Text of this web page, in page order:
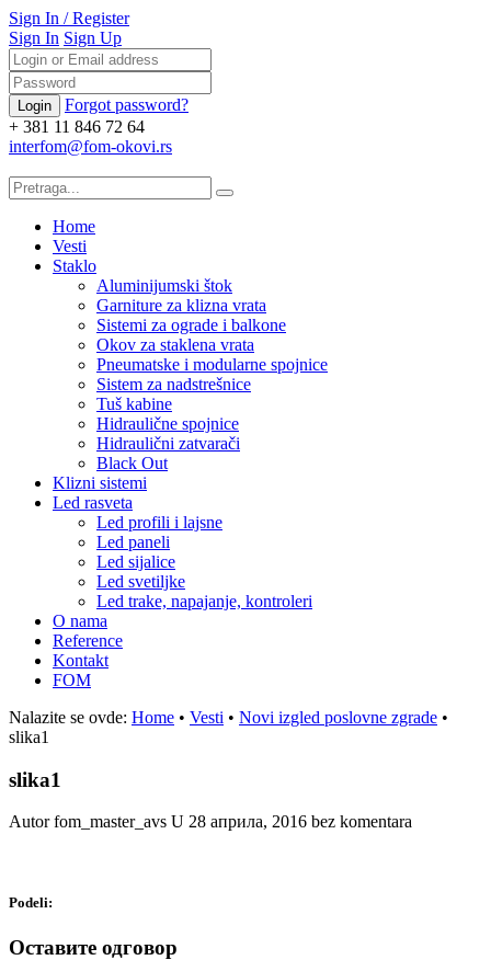
Sign In / Register
Sign In Sign Up
Forgot password?
+ 381 11 846 72 64
interfom@fom-okovi.rs
Home
Vesti
Staklo
Aluminijumski štok
Garniture za klizna vrata
Sistemi za ograde i balkone
Okov za staklena vrata
Pneumatske i modularne spojnice
Sistem za nadstrešnice
Tuš kabine
Hidraulične spojnice
Hidraulični zatvarači
Black Out
Klizni sistemi
Led rasveta
Led profili i lajsne
Led paneli
Led sijalice
Led svetiljke
Led trake, napajanje, kontroleri
O nama
Reference
Kontakt
FOM
Nalazite se ovde: Home • Vesti • Novi izgled poslovne zgrade •
slika1
slika1
Autor fom_master_avs U 28 априла, 2016 bez komentara
Podeli:
Оставите одговор